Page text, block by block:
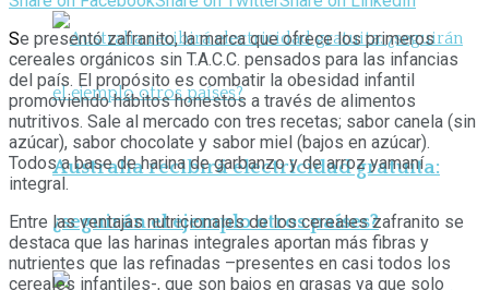
Australia recibirá electricidad gratuita:
¿seguirán el ejemplo otros países?
Se presentó zafranito, la marca que ofrece los primeros
cereales orgánicos sin T.A.C.C. pensados para las infancias
del país. El propósito es combatir la obesidad infantil
promoviendo hábitos honestos a través de alimentos
nutritivos. Sale al mercado con tres recetas; sabor canela (sin
azúcar), sabor chocolate y sabor miel (bajos en azúcar).
Todos a base de harina de garbanzo y de arroz yamaní
integral.
Entre las ventajas nutricionales de los cereales zafranito se
destaca que las harinas integrales aportan más fibras y
nutrientes que las refinadas –presentes en casi todos los
cereales infantiles-, que son bajos en grasas ya que solo